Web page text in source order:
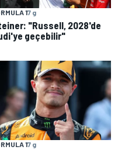
17 g
"Russell, 2028'de
geçebilir"
17 g